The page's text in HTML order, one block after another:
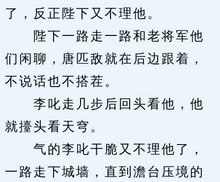
了，反正陛下又不理他。
陛下一路走一路和老将军他
们闲聊，唐匹敌就在后边跟着，
不说话也不搭茬。
李叱走几步后回头看他，他
就擡头看天穹。
气的李叱干脆又不理他了，
一路走下城墙，直到澹台压境的